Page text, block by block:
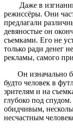
Даже в изгнании
режиссёры. Они
предлагали
девяностые он
съемками. Его не
только ради денег
рекламы, самого
Он изначально
будто человек в
зрителям и на
глубоко под
обидчивым,
несчастным